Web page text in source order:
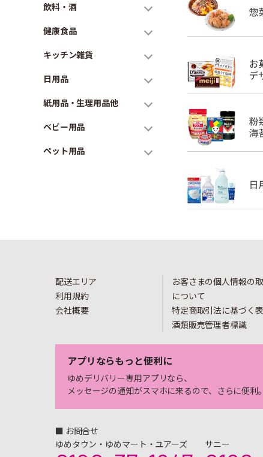
飲料・酒
健康食品
キッチン雑貨
日用品
紙用品・生理用品他
ベビー用品
ペット用品
配送エリア
利用規約
会社概要
お客さまの個人情報の
について
特定商取引法に基づく
酒類販売管理者標識
アプリならもっと便利に
ゆめデリバリー専用アプリなら、
メッセージの通知がスマホに来るので、さらに便利。
■ お問合せ
ゆめタウン・ゆめマート・ユアーズ
サニー